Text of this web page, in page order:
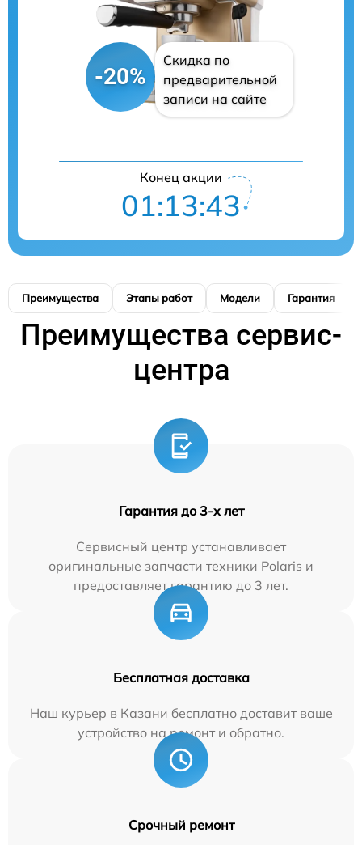
-20%
Скидка по
предварительной
записи на сайте
Конец акции
01:13:42
Преимущества Этапы работ Модели Гарантия
Преимущества сервис-
центра
Гарантия до 3-х лет
Сервисный центр устанавливает
оригинальные запчасти техники Polaris и
предоставляет гарантию до 3 лет.
Бесплатная доставка
Наш курьер в Казани бесплатно доставит ваше
устройство на ремонт и обратно.
Срочный ремонт